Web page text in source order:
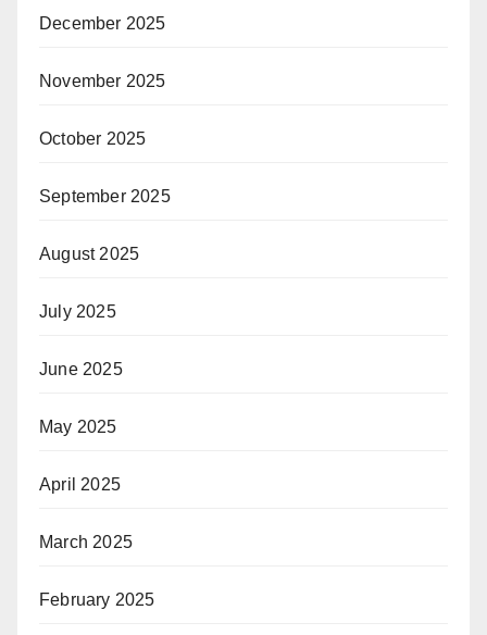
December 2025
November 2025
October 2025
September 2025
August 2025
July 2025
June 2025
May 2025
April 2025
March 2025
February 2025